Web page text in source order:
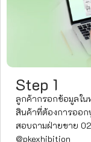
Step 1
ลูกค้ากรอกข้อมูลใน
สินค้าที่ต้องการออก
สอบถามฝ่ายขาย
@pkexhibition